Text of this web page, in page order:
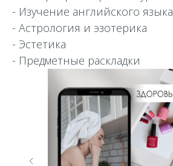
- Изучение английского языка
- Астрология и эзотерика
- Эстетика
- Предметные раскладки